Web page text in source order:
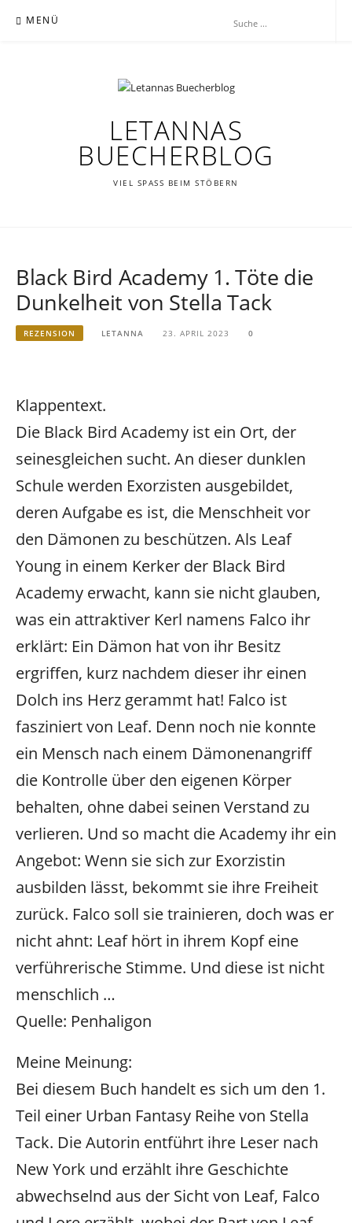
Inhalt MENÜ
LETANNAS
BUECHERBLOG
VIEL SPASS BEIM STÖBERN
Black Bird Academy 1. Töte die
Dunkelheit von Stella Tack
REZENSION LETANNA 23. APRIL 2023 0
Klappentext.
Die Black Bird Academy ist ein Ort, der
seinesgleichen sucht. An dieser dunklen
Schule werden Exorzisten ausgebildet,
deren Aufgabe es ist, die Menschheit vor
den Dämonen zu beschützen. Als Leaf
Young in einem Kerker der Black Bird
Academy erwacht, kann sie nicht glauben,
was ein attraktiver Kerl namens Falco ihr
erklärt: Ein Dämon hat von ihr Besitz
ergriffen, kurz nachdem dieser ihr einen
Dolch ins Herz gerammt hat! Falco ist
fasziniert von Leaf. Denn noch nie konnte
ein Mensch nach einem Dämonenangriff
die Kontrolle über den eigenen Körper
behalten, ohne dabei seinen Verstand zu
verlieren. Und so macht die Academy ihr ein
Angebot: Wenn sie sich zur Exorzistin
ausbilden lässt, bekommt sie ihre Freiheit
zurück. Falco soll sie trainieren, doch was er
nicht ahnt: Leaf hört in ihrem Kopf eine
verführerische Stimme. Und diese ist nicht
menschlich …
Quelle: Penhaligon
Meine Meinung:
Bei diesem Buch handelt es sich um den 1.
Teil einer Urban Fantasy Reihe von Stella
Tack. Die Autorin entführt ihre Leser nach
New York und erzählt ihre Geschichte
abwechselnd aus der Sicht von Leaf, Falco